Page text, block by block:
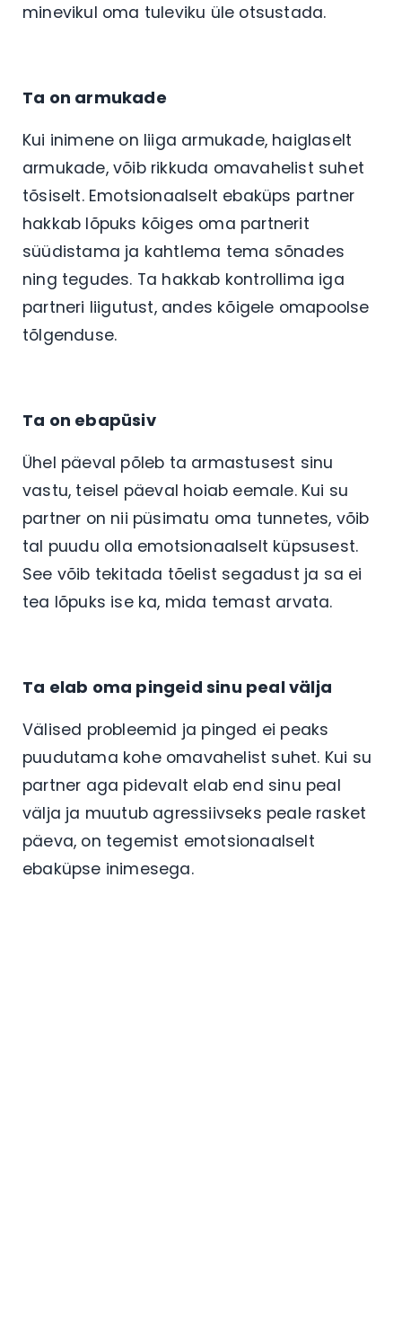
minevikul oma tuleviku üle otsustada.
Ta on armukade
Kui inimene on liiga armukade, haiglaselt
armukade, võib rikkuda omavahelist suhet
tõsiselt. Emotsionaalselt ebaküps partner
hakkab lõpuks kõiges oma partnerit
süüdistama ja kahtlema tema sõnades
ning tegudes. Ta hakkab kontrollima iga
partneri liigutust, andes kõigele omapoolse
tõlgenduse.
Ta on ebapüsiv
Ühel päeval põleb ta armastusest sinu
vastu, teisel päeval hoiab eemale. Kui su
partner on nii püsimatu oma tunnetes, võib
tal puudu olla emotsionaalselt küpsusest.
See võib tekitada tõelist segadust ja sa ei
tea lõpuks ise ka, mida temast arvata.
Ta elab oma pingeid sinu peal välja
Välised probleemid ja pinged ei peaks
puudutama kohe omavahelist suhet. Kui su
partner aga pidevalt elab end sinu peal
välja ja muutub agressiivseks peale rasket
päeva, on tegemist emotsionaalselt
ebaküpse inimesega.